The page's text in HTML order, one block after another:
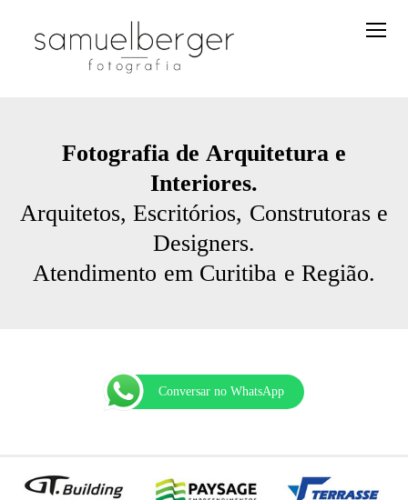
Fotografia de Arquitetura e
Interiores.
Arquitetos, Escritórios, Construtoras e
Designers.
Atendimento em Curitiba e Região.
Conversar no WhatsApp